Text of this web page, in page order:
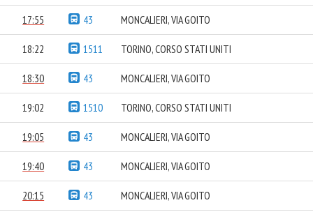
17:55 43 MONCALIERI, VIA GOITO
18:22 1511 TORINO, CORSO STATI UNITI
18:30 43 MONCALIERI, VIA GOITO
19:02 1510 TORINO, CORSO STATI UNITI
19:05 43 MONCALIERI, VIA GOITO
19:40 43 MONCALIERI, VIA GOITO
20:15 43 MONCALIERI, VIA GOITO